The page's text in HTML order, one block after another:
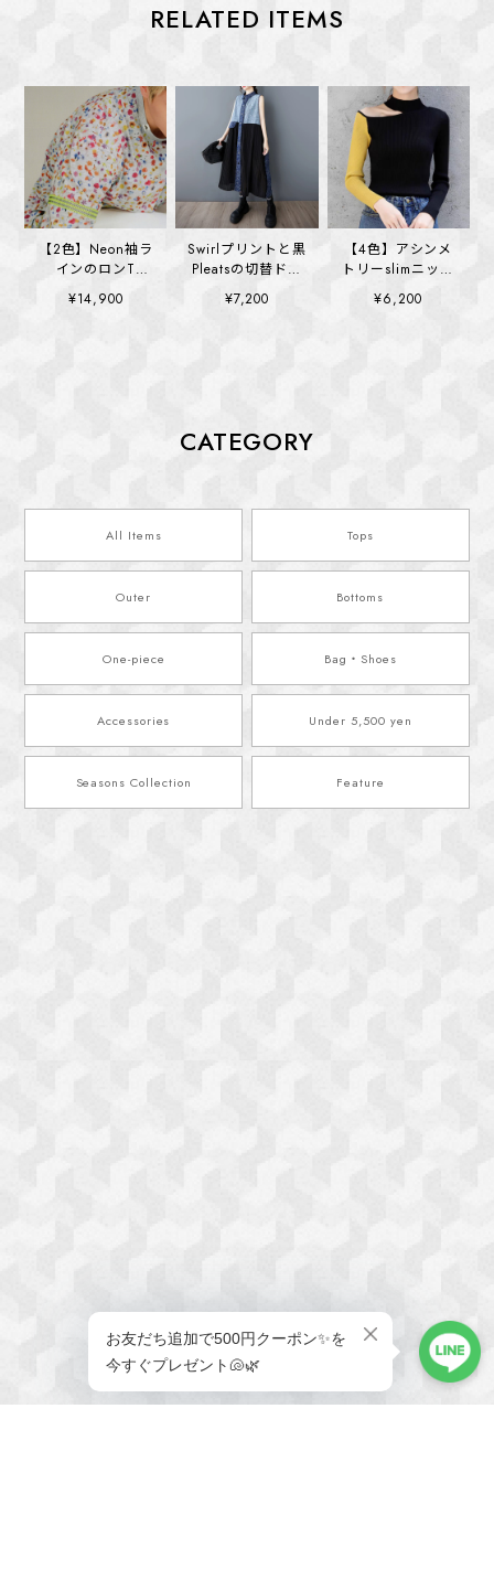
RELATED ITEMS
【2色】Neon袖ラ
インのロンT
(kai1355)
¥14,900
Swirlプリントと黒
Pleatsの切替ドレ
ス (kai1390)
¥7,200
【4色】アシンメ
トリーslimニット
(kai1400)
¥6,200
CATEGORY
All Items Tops
Outer Bottoms
One-piece Bag・Shoes
Accessories Under 5,500 yen
Seasons Collection Feature